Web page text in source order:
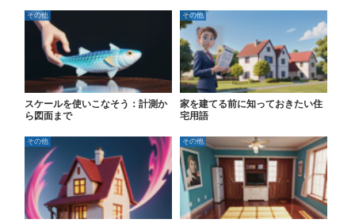
その他
スケールを使いこなそう：計測か
ら図面まで
その他
家を建てる前に知っておきたい住
宅用語
その他 その他